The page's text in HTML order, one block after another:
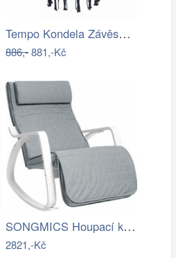
Tempo Kondela Závěsné křeslo AMADO 2…
886,-881,-Kč
SONGMICS Houpací křeslo Faux světle šedé
2821,-Kč